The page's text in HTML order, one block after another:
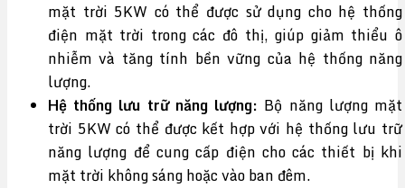
mặt trời 5KW có thể được sử dụng cho hệ thống
điện mặt trời trong các đô thị, giúp giảm thiểu ô
nhiễm và tăng tính bền vững của hệ thống năng
lượng.
Hệ thống lưu trữ năng lượng: Bộ năng lượng mặt
trời 5KW có thể được kết hợp với hệ thống lưu trữ
năng lượng để cung cấp điện cho các thiết bị khi
mặt trời không sáng hoặc vào ban đêm.